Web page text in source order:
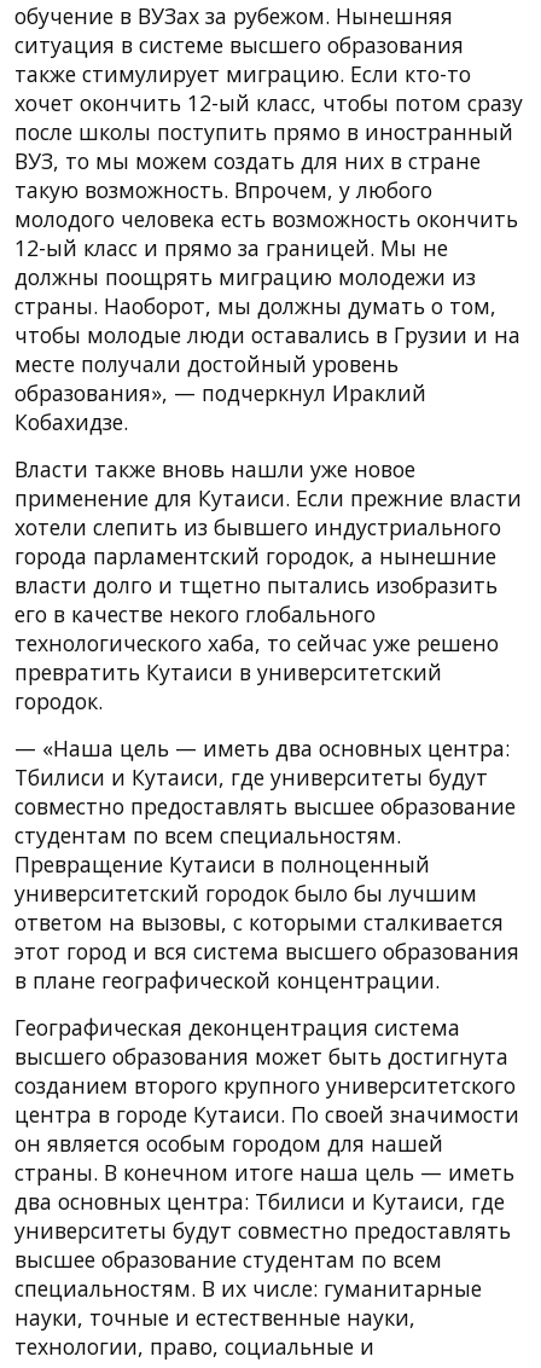
обучение в ВУЗах за рубежом. Нынешняя
ситуация в системе высшего образования
также стимулирует миграцию. Если кто-то
хочет окончить 12-ый класс, чтобы потом сразу
после школы поступить прямо в иностранный
ВУЗ, то мы можем создать для них в стране
такую возможность. Впрочем, у любого
молодого человека есть возможность окончить
12-ый класс и прямо за границей. Мы не
должны поощрять миграцию молодежи из
страны. Наоборот, мы должны думать о том,
чтобы молодые люди оставались в Грузии и на
месте получали достойный уровень
образования», — подчеркнул Ираклий
Кобахидзе.
Власти также вновь нашли уже новое
применение для Кутаиси. Если прежние власти
хотели слепить из бывшего индустриального
города парламентский городок, а нынешние
власти долго и тщетно пытались изобразить
его в качестве некого глобального
технологического хаба, то сейчас уже решено
превратить Кутаиси в университетский
городок.
— «Наша цель — иметь два основных центра:
Тбилиси и Кутаиси, где университеты будут
совместно предоставлять высшее образование
студентам по всем специальностям.
Превращение Кутаиси в полноценный
университетский городок было бы лучшим
ответом на вызовы, с которыми сталкивается
этот город и вся система высшего образования
в плане географической концентрации.
Географическая деконцентрация система
высшего образования может быть достигнута
созданием второго крупного университетского
центра в городе Кутаиси. По своей значимости
он является особым городом для нашей
страны. В конечном итоге наша цель — иметь
два основных центра: Тбилиси и Кутаиси, где
университеты будут совместно предоставлять
высшее образование студентам по всем
специальностям. В их числе: гуманитарные
науки, точные и естественные науки,
технологии, право, социальные и